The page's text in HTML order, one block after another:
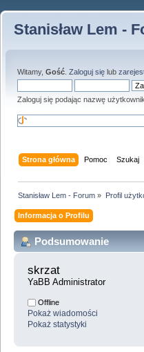
Stanisław Lem -
Witamy, Gość Zaloguj się lub
Zaloguj się podając nazwę
Strona główna Pomoc Szukaj
Stanisław Lem - Forum » Profil
Informacja o Profilu
Podsumowanie
skrzat
YaBB Administrator
Offline
Pokaż wiadomości
Pokaż statystyki